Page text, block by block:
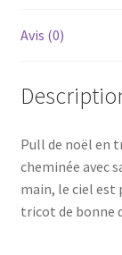
Avis (0)
Pull de noël en
cheminée avec
main, le ciel est
tricot de bonne